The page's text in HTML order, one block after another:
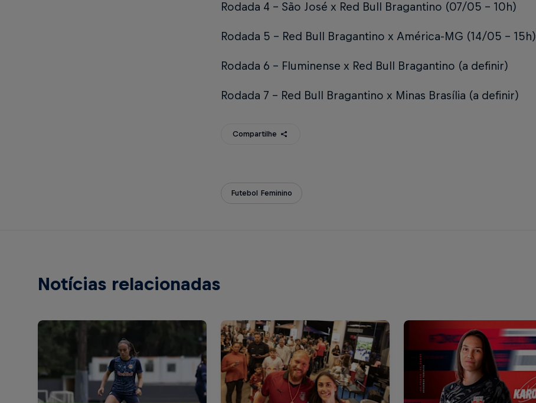
Rodada 4 – São José x Red Bull Bragantino (07/05 – 10h)
Rodada 5 – Red Bull Bragantino x América-MG (14/05 – 15h)
Rodada 6 – Fluminense x Red Bull Bragantino (a definir)
Rodada 7 – Red Bull Bragantino x Minas Brasília (a definir)
Compartilhe
Futebol Feminino
Notícias relacionadas